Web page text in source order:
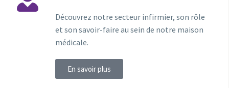
Découvrez notre secteur infirmier, son rôle
et son savoir-faire au sein de notre maison
médicale.
En savoir plus